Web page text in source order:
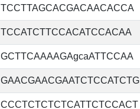
TCCTTAGCACGACAACACCA
TCCATCTTCCACATCCACAA
GCTTCAAAAGAgcaATTCCAA
GAACGAACGAATCTCCATCTG
CCCTCTCTCTCATTCTCCACT